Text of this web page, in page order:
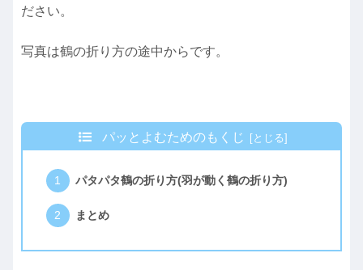
ださい。
写真は鶴の折り方の途中からです。
パッとよむためのもくじ
パタパタ鶴の折り方(羽が動く鶴の折り方)
まとめ